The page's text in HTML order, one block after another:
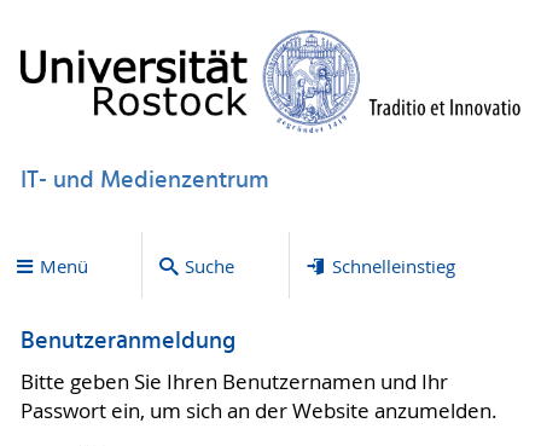
IT- und Medienzentrum
Menü Suche Schnelleinstieg
Benutzeranmeldung
Bitte geben Sie Ihren Benutzernamen und Ihr
Passwort ein, um sich an der Website anzumelden.